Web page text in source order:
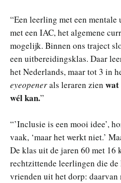
“Een leerling met een
met een IAC, het algemene
mogelijk. Binnen ons traject
een uitbereidingsklas. Daar
het Nederlands, maar tot 3 in
eyeopenerals leraren zien wat
wél kan.”
“’Inclusie is een mooi idee’,
vaak, ‘maar het werkt niet.’
De klas uit de jaren 60 met 16
rechtzittende leerlingen die
vrienden uit het dorp: daarvan